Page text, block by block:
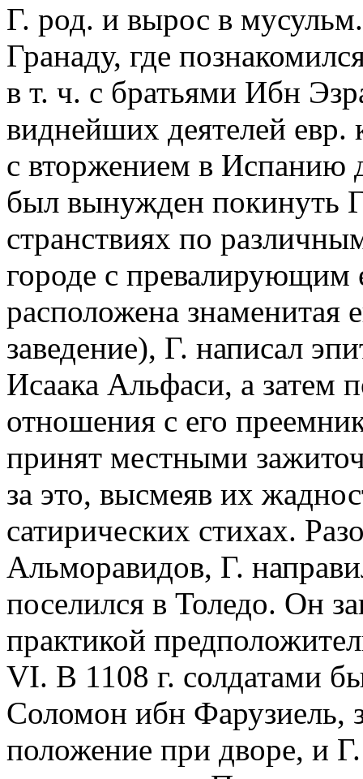
Г. род. и вырос в
Гранаду, где
в т. ч. с братьями Ибн
виднейших деятелей евр.
с вторжением в Испанию
был вынужден покинуть
странствиях по
городе с превалирующим
расположена знаменитая
заведение), Г. написал
Исаака Альфаси, а затем
отношения с его
принят местными
за это, высмеяв их
сатирических стихах.
Альморавидов, Г.
поселился в Толедо. Он
практикой
VI. В 1108 г. солдатами
Соломон ибн Фарузиель,
положение при дворе, и